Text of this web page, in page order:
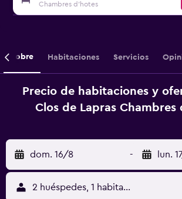
Chambres d'hotes
Sobre Habitaciones Servicios
Precio de habitaciones y
Clos de Lapras Chambres
dom. 16/8 - lun.
2 huéspedes, 1 habitación